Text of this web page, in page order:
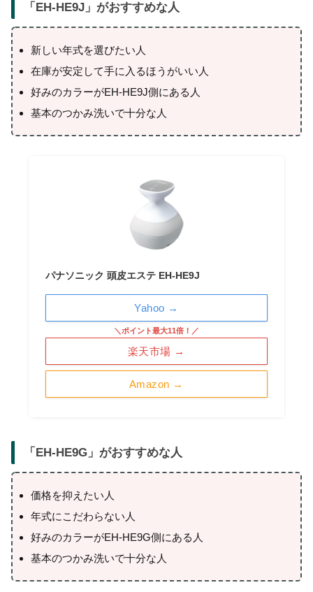
「 EH-HE9J 」がおすすめな人
新しい年式を選びたい人
在庫が安定して手に入るほうがいい人
好みのカラーがEH-HE9J側にある人
基本のつかみ洗いで十分な人
パナソニック 頭皮エステ EH-HE9J
Amazon →
＼ポイント最大11倍！／
楽天市場 →
Yahoo →
「 EH-HE9G 」がおすすめな人
価格を抑えたい人
年式にこだわらない人
好みのカラーがEH-HE9G側にある人
基本のつかみ洗いで十分な人